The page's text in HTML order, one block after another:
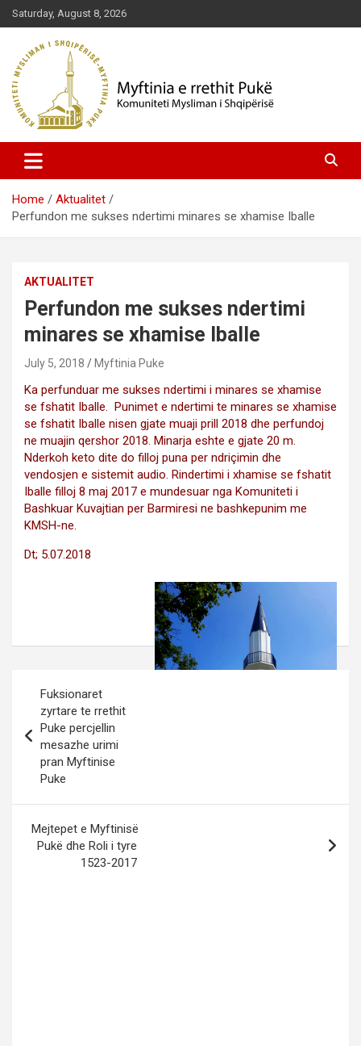
Skip
to
content
Saturday, August 8, 2026
Myftinia Pukë | Faqja Zyrtare
Home
Aktualitet
Perfundon me sukses ndertimi minares se xhamise Iballe
AKTUALITET
Perfundon me sukses ndertimi
minares se xhamise Iballe
July 5, 2018 Myftinia Puke
Ka perfunduar me sukses ndertimi i minares se xhamise
se fshatit Iballe. Punimet e ndertimi te minares se xhamise
se fshatit Iballe nisen gjate muaji prill 2018 dhe perfundoj
ne muajin qershor 2018. Minarja eshte e gjate 20 m.
Nderkoh keto dite do filloj puna per ndriçimin dhe
vendosjen e sistemit audio. Rindertimi i xhamise se fshatit
Iballe filloj 8 maj 2017 e mundesuar nga Komuniteti i
Bashkuar Kuvajtian per Barmiresi ne bashkepunim me
KMSH-ne.
Dt; 5.07.2018
navigation
Fuksionaret
zyrtare te rrethit
Puke percjellin
mesazhe urimi
pran Myftinise
Puke
Mejtepet e Myftinisë
Pukë dhe Roli i tyre
1523-2017